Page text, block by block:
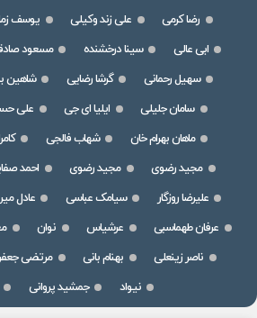
رضا کرمی
علی زند وکیلی یوسف
ابی عالی
سینا درخشنده مسعود
سهیل رحمانی
گرشا رضایی شاهین
سامان جلیلی
ایلیا ای جی علی
ماهان بهرام خان
شهاب فالجی
مجید رضوی
مجید رضوی احمد
علیرضا روزگار
سیامک عباسی عادل
عرفان طهماسبی
عرشیاس نوان
ناصر زینعلی
بهنام بانی مرتضی
نیواد
جمشید پروانی